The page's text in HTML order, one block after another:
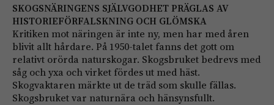
SKOGSNÄRINGENS SJÄLVGODHET PRÄGLAS AV
HISTORIEFÖRFALSKNING OCH GLÖMSKA
Kritiken mot näringen är inte ny, men har med åren
blivit allt hårdare. På 1950-talet fanns det gott om
relativt orörda naturskogar. Skogsbruket bedrevs med
såg och yxa och virket fördes ut med häst.
Skogvaktaren märkte ut de träd som skulle fällas.
Skogsbruket var naturnära och hänsynsfullt.